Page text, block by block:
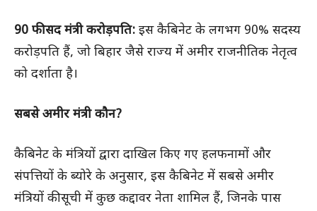
90 फीसद मंत्री करोड़पति: इस कैबिनेट के लगभग 90% सदस्य
करोड़पति हैं, जो बिहार जैसे राज्य में अमीर राजनीतिक नेतृत्व
को दर्शाता है।
सबसे अमीर मंत्री कौन?
कैबिनेट के मंत्रियों द्वारा दाखिल किए गए हलफनामों और
संपत्तियों के ब्योरे के अनुसार, इस कैबिनेट में सबसे अमीर
मंत्रियों की सूची में कुछ कद्दावर नेता शामिल हैं, जिनके पास